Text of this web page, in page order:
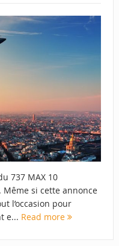
737 MAX 10
Même si cette annonce
l’occasion pour
e... Read more